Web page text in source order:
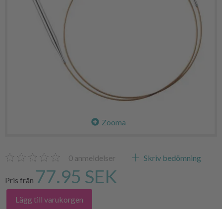
Zooma
0 anmeldelser Skriv bedömning
Pris från 77.95 SEK
Lägg till varukorgen